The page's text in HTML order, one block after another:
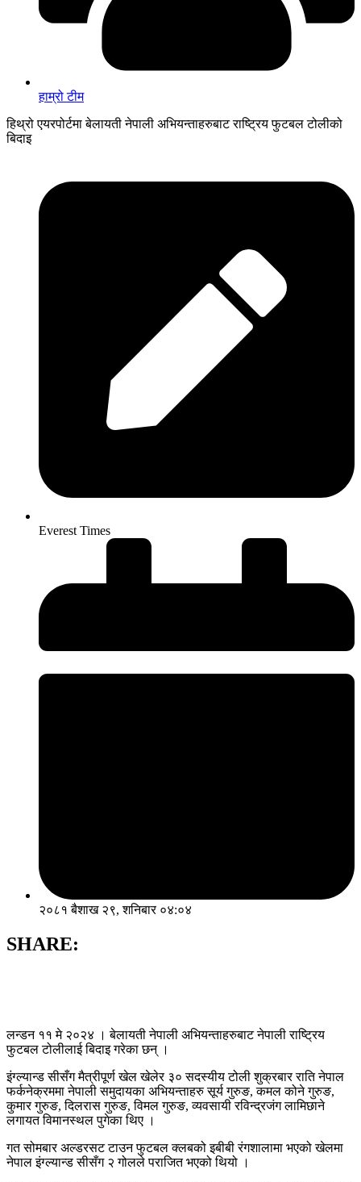
हाम्रो टीम
हिथ्रो एयरपोर्टमा बेलायती नेपाली अभियन्ताहरुबाट राष्ट्रिय फुटबल टोलीको
बिदाइ
Everest Times
२०८१ बैशाख २९, शनिबार ०४:०४
SHARE:
लन्डन ११ मे २०२४ । बेलायती नेपाली अभियन्ताहरुबाट नेपाली राष्ट्रिय
फुटबल टोलीलाई बिदाइ गरेका छन् ।
इंग्ल्यान्ड सीसँग मैत्रीपूर्ण खेल खेलेर ३० सदस्यीय टोली शुक्रबार राति नेपाल
फर्कनेक्रममा नेपाली समुदायका अभियन्ताहरु सूर्य गुरुङ, कमल कोने गुरुङ,
कुमार गुरुङ, दिलरास गुरुङ, विमल गुरुङ, व्यवसायी रविन्द्रजंग लामिछाने
लगायत विमानस्थल पुगेका थिए ।
गत सोमबार अल्डरसट टाउन फुटबल क्लबको इबीबी रंगशालामा भएको खेलमा
नेपाल इंग्ल्यान्ड सीसँग २ गोलले पराजित भएको थियो ।